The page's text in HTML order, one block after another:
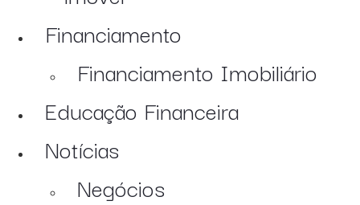
Financiamento
Financiamento Imobiliário
Educação Financeira
Notícias
Negócios